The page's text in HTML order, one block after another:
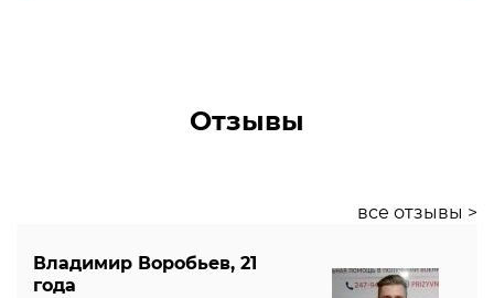
Отзывы
все отзывы >
Владимир Воробьев, 21
года